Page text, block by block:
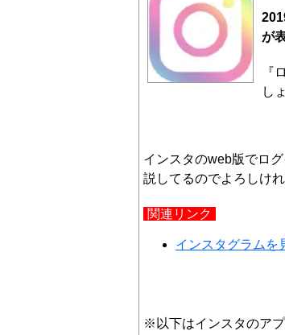
が
『
し
インスタのweb版でロ
説してるのでよろしけ
関連リンク
インスタグラムを
※以下はインスタのア